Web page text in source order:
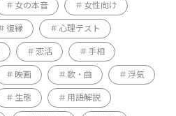
女の本音 女性向け
復縁 心理テスト
恋活 手相
映画 歌・曲 浮気
生態 用語解説